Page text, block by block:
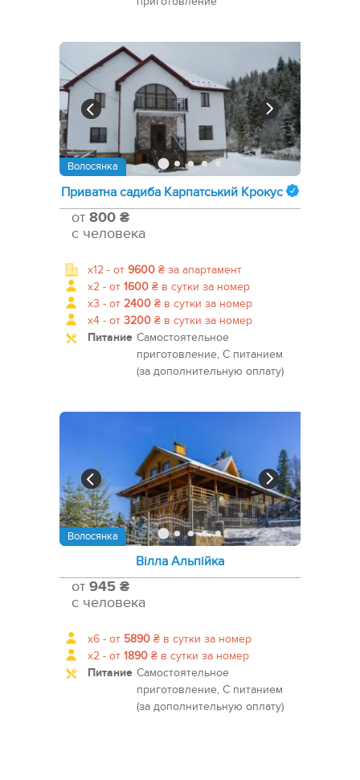
Волосянка
Приватна садиба Карпатський Крокус
от 800 ₴
с человека
x12 - от 9600 ₴ за апартамент
x2 - от 1600 ₴ в сутки за номер
x3 - от 2400 ₴ в сутки за номер
x4 - от 3200 ₴ в сутки за номер
Питание Самостоятельное
приготовление, С питанием
(за дополнительную оплату)
Волосянка
Вілла Альпійка
от 945 ₴
с человека
x6 - от 5890 ₴ в сутки за номер
x2 - от 1890 ₴ в сутки за номер
Питание Самостоятельное
приготовление, С питанием
(за дополнительную оплату)